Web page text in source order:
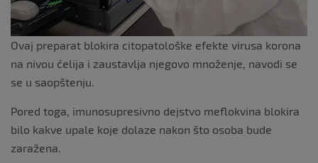
Ovaj preparat blokira citopatološke efekte virusa korona
na nivou ćelija i zaustavlja njegovo množenje, navodi se
se u saopštenju.
Pored toga, imunosupresivno dejstvo meflokvina blokira
bilo kakve upale koje dolaze nakon što osoba bude
zaražena.